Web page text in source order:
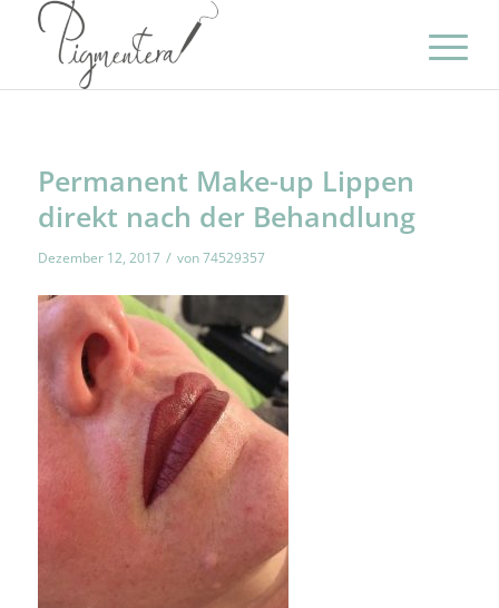
Permanent Make-up Lippen
direkt nach der Behandlung
Dezember 12, 2017 / von74529357